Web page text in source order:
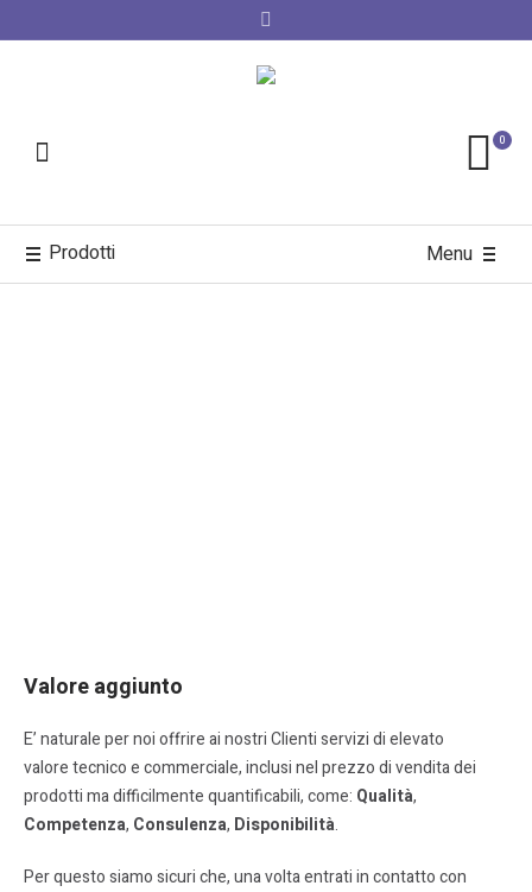
0
Prodotti Menu
Valore aggiunto
E’ naturale per noi offrire ai nostri Clienti servizi di elevato
valore tecnico e commerciale, inclusi nel prezzo di vendita dei
prodotti ma difficilmente quantificabili, come: Qualità,
Competenza, Consulenza, Disponibilità.
Per questo siamo sicuri che, una volta entrati in contatto con